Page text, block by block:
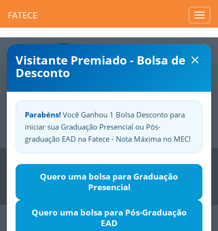
FATECE
×
Visitante Premiado - Bolsa de
Desconto
Parabéns! Você Ganhou 1 Bolsa Desconto para
iniciar sua Graduação Presencial ou Pós-
graduação EAD na Fatece - Nota Máxima no MEC!
Quero uma bolsa para Graduação
Presencial
Quero uma bolsa para Pós-Graduação
EAD
SuaFatece.Seuorgulho.
Previous